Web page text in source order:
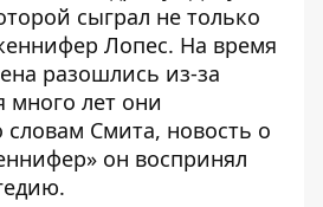
сыграл не только
Лопес. На время
разошлись из-за
много лет они
Смита, новость о
он воспринял